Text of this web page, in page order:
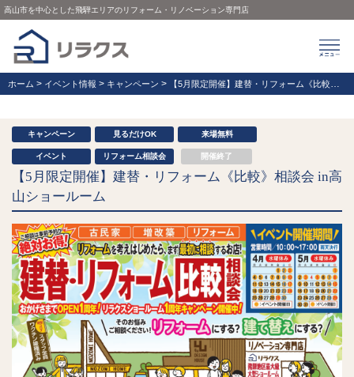
高山市を中心とした飛騨エリアのリフォーム・リノベーション専門店
ホーム > イベント情報 > キャンペーン > 【5月限定開催】建替・リフォーム《比較》相談会 in高山ショールーム
キャンペーン 見るだけOK 来場無料
イベント リフォーム相談会 開催終了
【5月限定開催】建替・リフォーム《比較》相談会 in高
山ショールーム